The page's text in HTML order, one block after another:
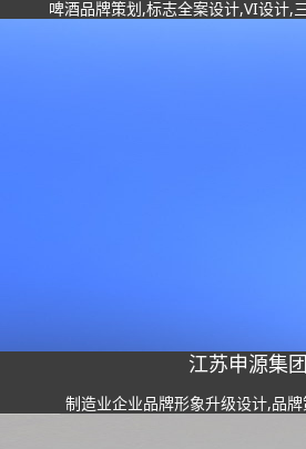
啤酒品牌策划,标志全案设计,VI设计,
江苏申源集团
制造业企业品牌形象升级设计,品